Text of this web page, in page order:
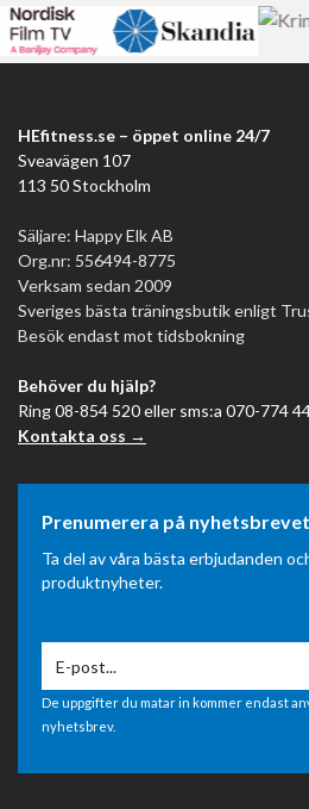
HEfitness.se – öppet online 24/7
Sveavägen 107
113 50 Stockholm
Säljare: Happy Elk AB
Org.nr: 556494-8775
Verksam sedan 2009
Sveriges bästa träningsbutik enligt
Besök endast mot tidsbokning
Behöver du hjälp?
Ring 08-854 520 eller sms:a 070-774
Kontakta oss →
Prenumerera på nyhetsbrevet
Ta del av våra bästa erbjudanden
produktnyheter.
De uppgifter du matar in kommer endast
nyhetsbrev.